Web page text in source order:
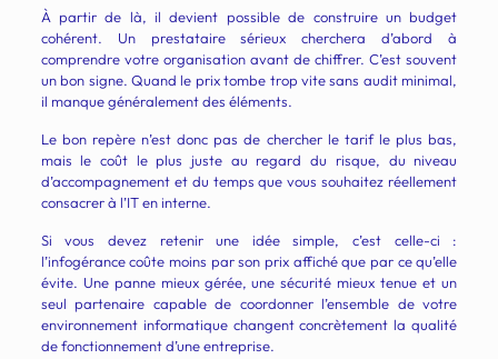
À partir de là, il devient possible de construire un budget
cohérent. Un prestataire sérieux cherchera d’abord à
comprendre votre organisation avant de chiffrer. C’est souvent
un bon signe. Quand le prix tombe trop vite sans audit minimal,
il manque généralement des éléments.
Le bon repère n’est donc pas de chercher le tarif le plus bas,
mais le coût le plus juste au regard du risque, du niveau
d’accompagnement et du temps que vous souhaitez réellement
consacrer à l’IT en interne.
Si vous devez retenir une idée simple, c’est celle-ci :
l’infogérance coûte moins par son prix affiché que par ce qu’elle
évite. Une panne mieux gérée, une sécurité mieux tenue et un
seul partenaire capable de coordonner l’ensemble de votre
environnement informatique changent concrètement la qualité
de fonctionnement d’une entreprise.